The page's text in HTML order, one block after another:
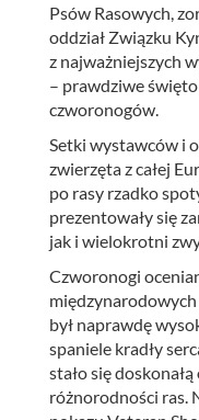
Psów Rasowych,
oddział Związku
z najważniejszych
– prawdziwe
czworonogów.
Setki wystawców i
zwierzęta z całej
po rasy rzadko
prezentowały się
jak i wielokrotni
Czworonogi
był naprawdę
spaniele kradły
stało się
różnorodności ras.